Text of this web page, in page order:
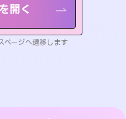
開く
ージへ遷移します